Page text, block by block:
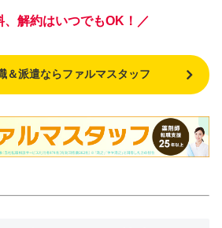
、解約はいつでもOK！／
＆派遣ならファルマスタッフ